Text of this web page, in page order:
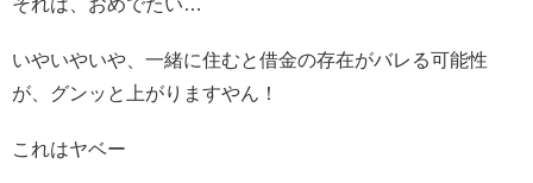
それは、おめでたい…
いやいやいや、一緒に住むと借金の存在がバレる可能性
が、グンッと上がりますやん！
これはヤベー